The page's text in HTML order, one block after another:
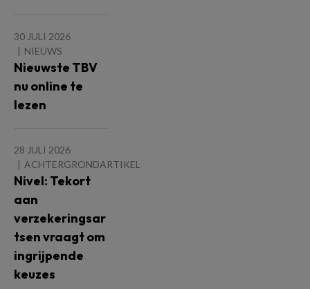
30 JULI 2026
NIEUWS
Nieuwste TBV
nu online te
lezen
28 JULI 2026
ACHTERGRONDARTIKEL
Nivel: Tekort
aan
verzekeringsar
tsen vraagt om
ingrijpende
keuzes